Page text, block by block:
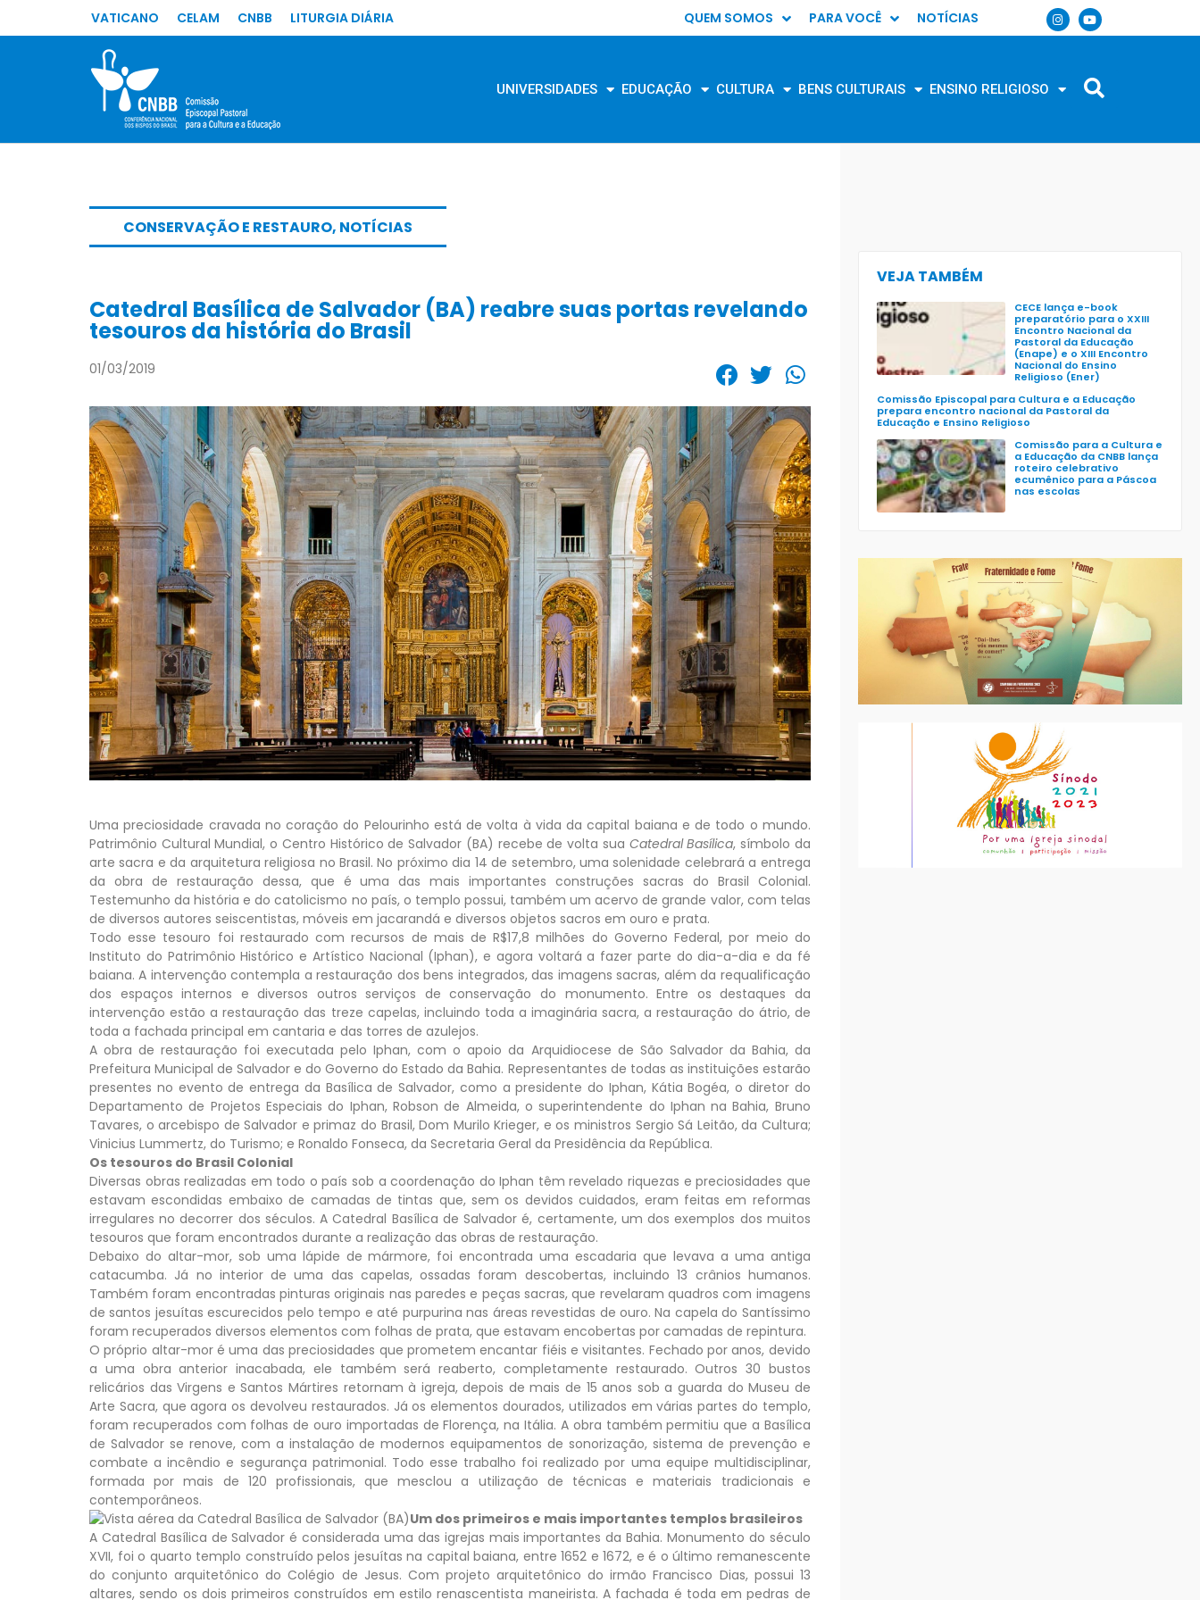
VATICANO CELAM CNBB LITURGIA DIÁRIA QUEM SOMOS PARA VOCÊ NOTÍCIAS
UNIVERSIDADES EDUCAÇÃO CULTURA BENS CULTURAIS ENSINO RELIGIOSO
CONSERVAÇÃO E RESTAURO, NOTÍCIAS
Catedral Basílica de Salvador (BA) reabre suas portas revelando
tesouros da história do Brasil
01/03/2019
Uma preciosidade cravada no coração do Pelourinho está de volta à vida da capital baiana e de todo o mundo.
Patrimônio Cultural Mundial, o Centro Histórico de Salvador (BA) recebe de volta sua Catedral Basílica, símbolo da
arte sacra e da arquitetura religiosa no Brasil. No próximo dia 14 de setembro, uma solenidade celebrará a entrega
da obra de restauração dessa, que é uma das mais importantes construções sacras do Brasil Colonial.
Testemunho da história e do catolicismo no país, o templo possui, também um acervo de grande valor, com telas
de diversos autores seiscentistas, móveis em jacarandá e diversos objetos sacros em ouro e prata.
Todo esse tesouro foi restaurado com recursos de mais de R$17,8 milhões do Governo Federal, por meio do
Instituto do Patrimônio Histórico e Artístico Nacional (Iphan), e agora voltará a fazer parte do dia-a-dia e da fé
baiana. A intervenção contempla a restauração dos bens integrados, das imagens sacras, além da requalificação
dos espaços internos e diversos outros serviços de conservação do monumento. Entre os destaques da
intervenção estão a restauração das treze capelas, incluindo toda a imaginária sacra, a restauração do átrio, de
toda a fachada principal em cantaria e das torres de azulejos.
A obra de restauração foi executada pelo Iphan, com o apoio da Arquidiocese de São Salvador da Bahia, da
Prefeitura Municipal de Salvador e do Governo do Estado da Bahia. Representantes de todas as instituições estarão
presentes no evento de entrega da Basílica de Salvador, como a presidente do Iphan, Kátia Bogéa, o diretor do
Departamento de Projetos Especiais do Iphan, Robson de Almeida, o superintendente do Iphan na Bahia, Bruno
Tavares, o arcebispo de Salvador e primaz do Brasil, Dom Murilo Krieger, e os ministros Sergio Sá Leitão, da Cultura;
Vinicius Lummertz, do Turismo; e Ronaldo Fonseca, da Secretaria Geral da Presidência da República.
Os tesouros do Brasil Colonial
Diversas obras realizadas em todo o país sob a coordenação do Iphan têm revelado riquezas e preciosidades que
estavam escondidas embaixo de camadas de tintas que, sem os devidos cuidados, eram feitas em reformas
irregulares no decorrer dos séculos. A Catedral Basílica de Salvador é, certamente, um dos exemplos dos muitos
tesouros que foram encontrados durante a realização das obras de restauração.
Debaixo do altar-mor, sob uma lápide de mármore, foi encontrada uma escadaria que levava a uma antiga
catacumba. Já no interior de uma das capelas, ossadas foram descobertas, incluindo 13 crânios humanos.
Também foram encontradas pinturas originais nas paredes e peças sacras, que revelaram quadros com imagens
de santos jesuítas escurecidos pelo tempo e até purpurina nas áreas revestidas de ouro. Na capela do Santíssimo
foram recuperados diversos elementos com folhas de prata, que estavam encobertas por camadas de repintura.
O próprio altar-mor é uma das preciosidades que prometem encantar fiéis e visitantes. Fechado por anos, devido
a uma obra anterior inacabada, ele também será reaberto, completamente restaurado. Outros 30 bustos
relicários das Virgens e Santos Mártires retornam à igreja, depois de mais de 15 anos sob a guarda do Museu de
Arte Sacra, que agora os devolveu restaurados. Já os elementos dourados, utilizados em várias partes do templo,
foram recuperados com folhas de ouro importadas de Florença, na Itália. A obra também permitiu que a Basílica
de Salvador se renove, com a instalação de modernos equipamentos de sonorização, sistema de prevenção e
combate a incêndio e segurança patrimonial. Todo esse trabalho foi realizado por uma equipe multidisciplinar,
formada por mais de 120 profissionais, que mesclou a utilização de técnicas e materiais tradicionais e
contemporâneos.
Um dos primeiros e mais importantes templos brasileiros
A Catedral Basílica de Salvador é considerada uma das igrejas mais importantes da Bahia. Monumento do século
XVII, foi o quarto templo construído pelos jesuítas na capital baiana, entre 1652 e 1672, e é o último remanescente
do conjunto arquitetônico do Colégio de Jesus. Com projeto arquitetônico do irmão Francisco Dias, possui 13
altares, sendo os dois primeiros construídos em estilo renascentista maneirista. A fachada é toda em pedras de
VEJA TAMBÉM
CECE lança e-book
preparatório para o XXIII
Encontro Nacional da
Pastoral da Educação
(Enape) e o XIII Encontro
Nacional do Ensino
Religioso (Ener)
Comissão Episcopal para Cultura e a Educação
prepara encontro nacional da Pastoral da
Educação e Ensino Religioso
Comissão para a Cultura e
a Educação da CNBB lança
roteiro celebrativo
ecumênico para a Páscoa
nas escolas